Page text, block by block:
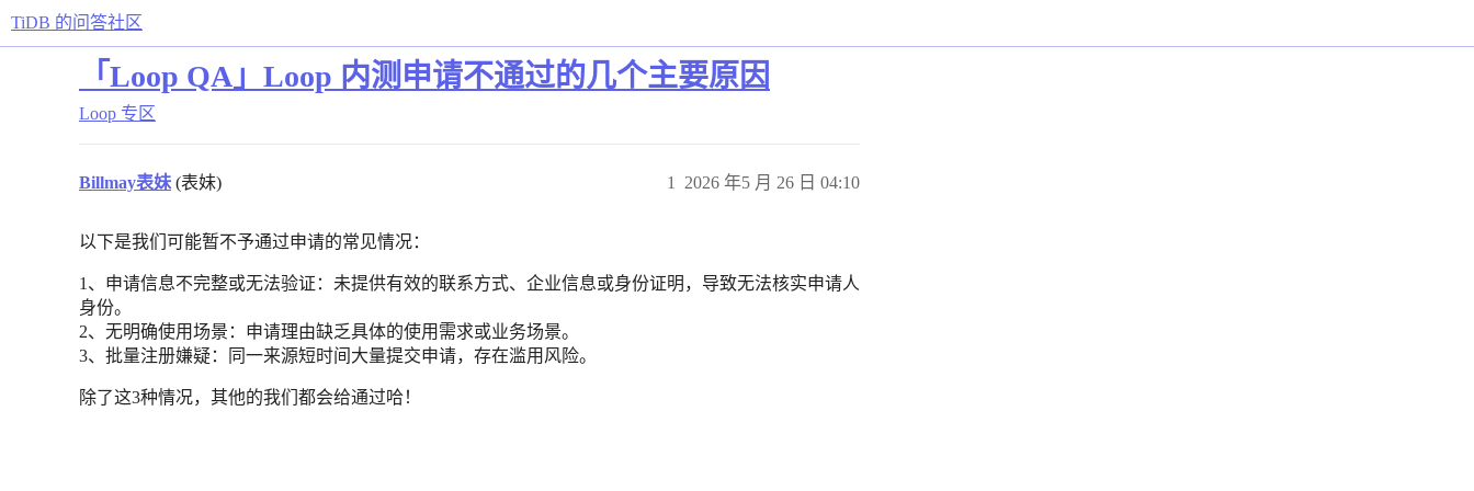
TiDB 的问答社区
「Loop QA」Loop 内测申请不通过的几个主要原因
Loop 专区
Billmay表妹 (表妹) 2026 年5 月 26 日 04:10
1
以下是我们可能暂不予通过申请的常见情况：
1、申请信息不完整或无法验证：未提供有效的联系方式、企业信息或身份证明，导致无法核实申请人
身份。
2、无明确使用场景：申请理由缺乏具体的使用需求或业务场景。
3、批量注册嫌疑：同一来源短时间大量提交申请，存在滥用风险。
除了这3种情况，其他的我们都会给通过哈！